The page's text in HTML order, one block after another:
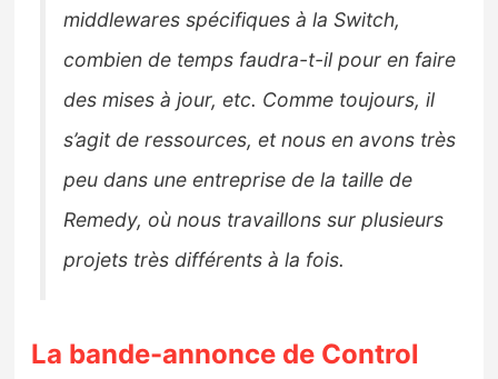
middlewares spécifiques à la Switch,
combien de temps faudra-t-il pour en faire
des mises à jour, etc. Comme toujours, il
s’agit de ressources, et nous en avons très
peu dans une entreprise de la taille de
Remedy, où nous travaillons sur plusieurs
projets très différents à la fois.
La bande-annonce de Control